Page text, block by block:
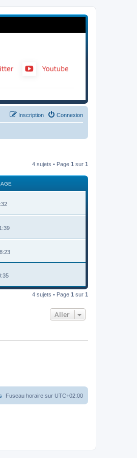
Connexion
Inscription
4 sujets • Page 1 sur 1
4 sujets • Page 1 sur 1
Aller
Fuseau horaire sur UTC+02:00